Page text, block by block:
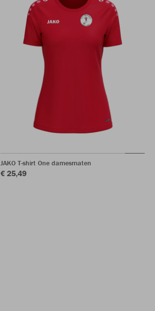
JAKO T-shirt One damesmaten
€ 25,49